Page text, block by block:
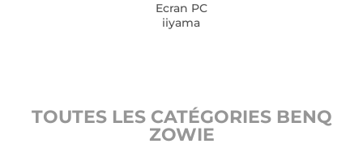
Ecran PC
iiyama
TOUTES LES CATÉGORIES BENQ
ZOWIE